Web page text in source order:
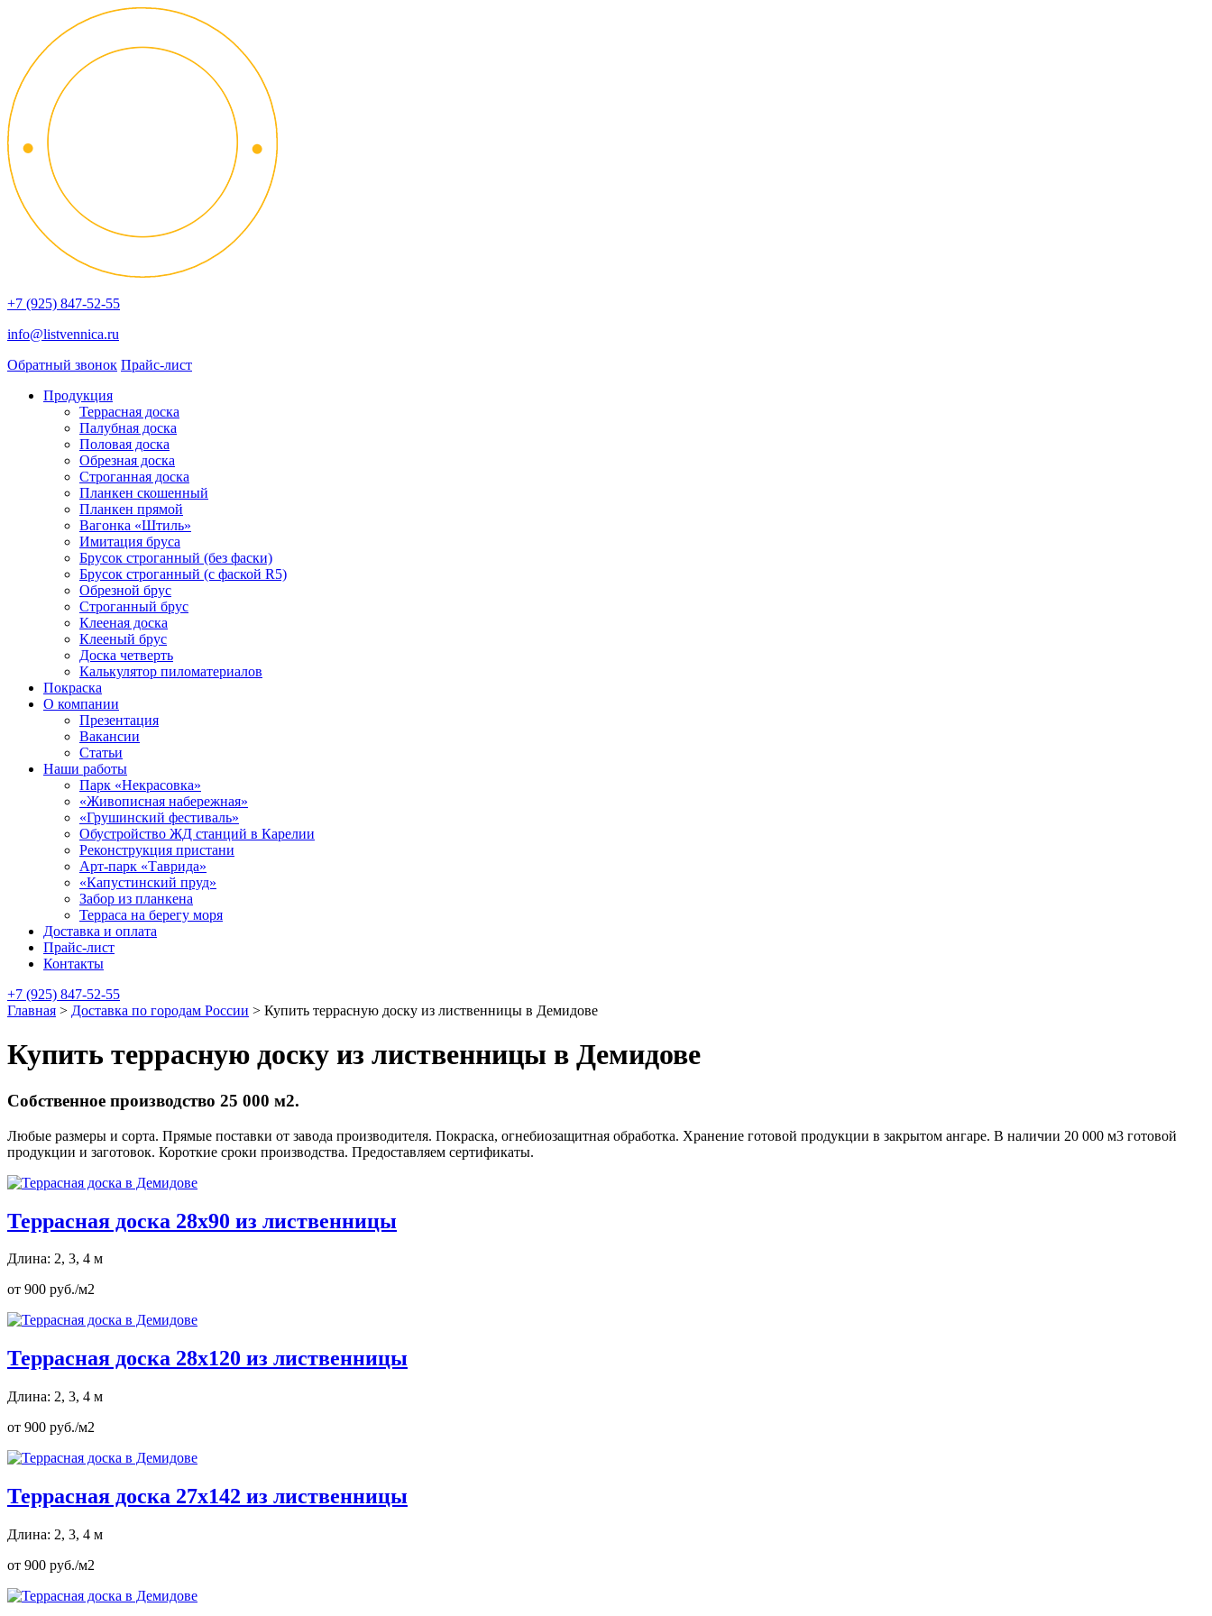
+7 (925) 847-52-55
info@listvennica.ru
Обратный звонок Прайс-лист
Продукция
Террасная доска
Палубная доска
Половая доска
Обрезная доска
Строганная доска
Планкен скошенный
Планкен прямой
Вагонка «Штиль»
Имитация бруса
Брусок строганный (без фаски)
Брусок строганный (с фаской R5)
Обрезной брус
Строганный брус
Клееная доска
Клееный брус
Доска четверть
Калькулятор пиломатериалов
Покраска
О компании
Презентация
Вакансии
Статьи
Наши работы
Парк «Некрасовка»
«Живописная набережная»
«Грушинский фестиваль»
Обустройство ЖД станций в Карелии
Реконструкция пристани
Арт-парк «Таврида»
«Капустинский пруд»
Забор из планкена
Терраса на берегу моря
Доставка и оплата
Прайс-лист
Контакты
+7 (925) 847-52-55
Главная > Доставка по городам России > Купить террасную доску из лиственницы в Демидове
Купить террасную доску из лиственницы в Демидове
Собственное производство 25 000 м2.
Любые размеры и сорта. Прямые поставки от завода производителя. Покраска, огнебиозащитная обработка. Хранение готовой продукции в закрытом ангаре. В наличии 20 000 м3 готовой
продукции и заготовок. Короткие сроки производства. Предоставляем сертификаты.
Террасная доска 28х90 из лиственницы
Длина: 2, 3, 4 м
от 900 руб./м2
Террасная доска 28х120 из лиственницы
Длина: 2, 3, 4 м
от 900 руб./м2
Террасная доска 27х142 из лиственницы
Длина: 2, 3, 4 м
от 900 руб./м2